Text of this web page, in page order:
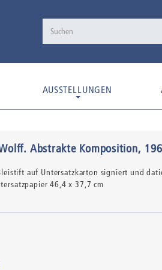
AUSSTELLUNGEN
. Abstrakte Komposition,
auf Untersatzkarton signiert und
46,4 x 37,7 cm